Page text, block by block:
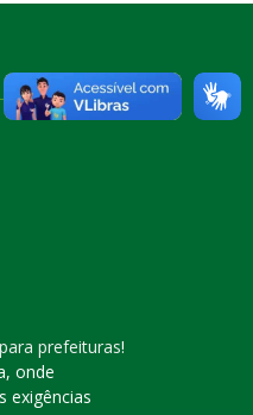
prefeituras!
onde
exigências